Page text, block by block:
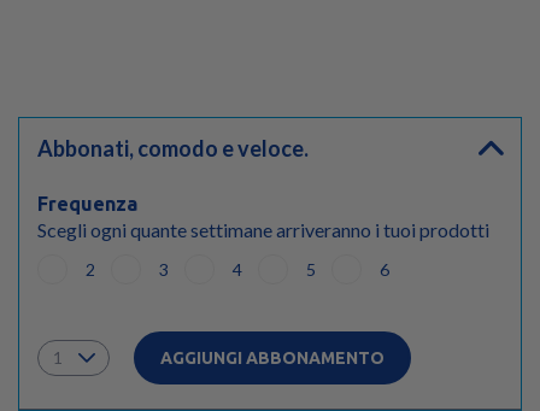
Abbonati, comodo e veloce.
Frequenza
Scegli ogni quante settimane arriveranno i tuoi prodotti
2 3 4 5 6
AGGIUNGI ABBONAMENTO